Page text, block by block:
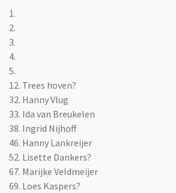
1.
2.
3.
4.
5.
12. Trees hoven?
32. Hanny Vlug
33. Ida van Breukelen
38. Ingrid Nijhoff
46. Hanny Lankreijer
52. Lisette Dankers?
67. Marijke Veldmeijer
69. Loes Kaspers?